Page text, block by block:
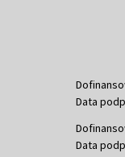
Data
Data